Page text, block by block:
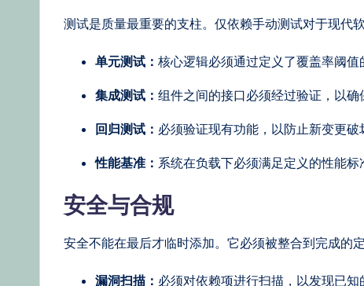
测试是质量最重要的支柱。仅依赖手动测试对于现代
单元测试： 核心逻辑必须通过定义了覆盖率阈值
集成测试： 组件之间的接口必须经过验证，以确
回归测试： 必须验证现有功能，以防止新变更破
性能基准： 系统在负载下必须满足定义的性能标
安全与合规
安全不能在最后才临时添加。它必须被整合到完成的
漏洞扫描： 必须对依赖项进行扫描，以发现已知